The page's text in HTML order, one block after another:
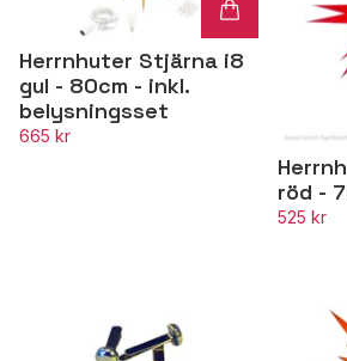
Herrnhuter Stjärna i8
gul - 80cm - inkl.
belysningsset
665 kr
röd -
525 kr